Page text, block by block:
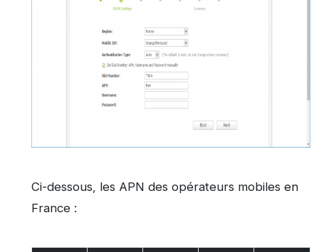
Ci-dessous, les APN des opérateurs mobiles en
France :